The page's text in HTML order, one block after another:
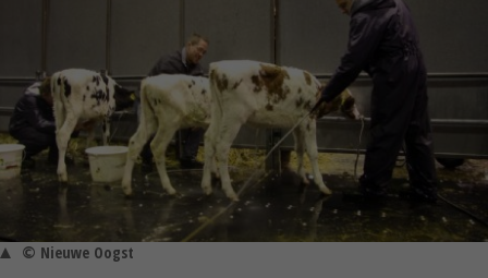
© Nieuwe Oogst